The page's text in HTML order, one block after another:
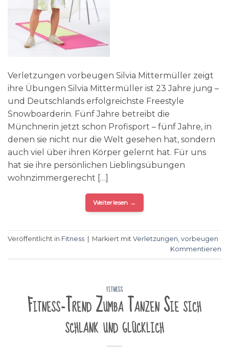
Verletzungen vorbeugen Silvia Mittermüller zeigt
ihre Übungen Silvia Mittermüller ist 23 Jahre jung –
und Deutschlands erfolgreichste Freestyle
Snowboarderin. Fünf Jahre betreibt die
Münchnerin jetzt schon Profisport – fünf Jahre, in
denen sie nicht nur die Welt gesehen hat, sondern
auch viel über ihren Körper gelernt hat. Für uns
hat sie ihre persönlichen Lieblingsübungen
wohnzimmergerecht […]
Weiterlesen →
Veröffentlicht in Fitness Markiert mit Verletzungen vorbeugen
Kommentieren
FITNESS
Fitness-Trend Zumba Tanzen Sie sich
schlank und glücklich